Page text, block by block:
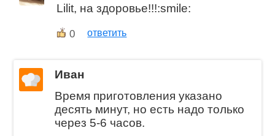
Lilit, на здоровье!!!:smile:
0 ответить
Иван
Время приготовления указано
десять минут, но есть надо только
через 5-6 часов.